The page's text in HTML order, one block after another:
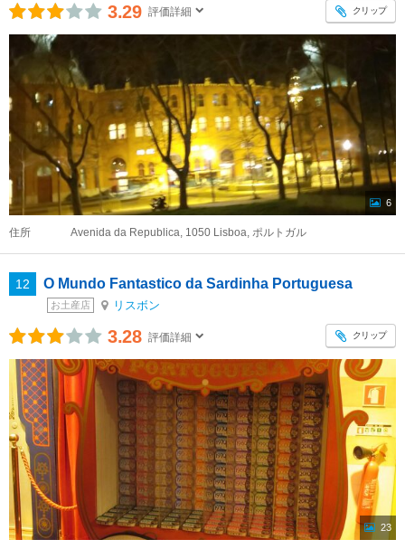
3.29 評価詳細 クリップ
6
住所 Avenida da Republica, 1050 Lisboa, ポルトガル
12 O Mundo Fantastico da Sardinha Portuguesa
お土産店 リスボン
3.28 評価詳細 クリップ
23